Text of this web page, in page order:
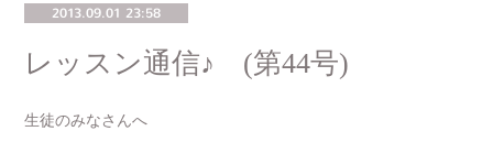
2013.09.01 23:58
レッスン通信♪ (第44号)
生徒のみなさんへ